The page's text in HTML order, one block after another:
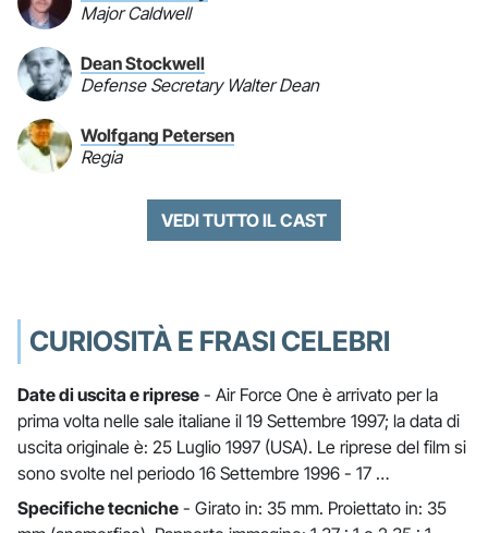
Major Caldwell
Dean Stockwell
Defense Secretary Walter Dean
Wolfgang Petersen
Regia
VEDI TUTTO IL CAST
CURIOSITÀ E FRASI CELEBRI
Date di uscita e riprese - Air Force One è arrivato per la
prima volta nelle sale italiane il 19 Settembre 1997; la data di
uscita originale è: 25 Luglio 1997 (USA). Le riprese del film si
sono svolte nel periodo 16 Settembre 1996 - 17 …
Specifiche tecniche - Girato in: 35 mm. Proiettato in: 35